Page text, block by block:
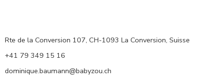
Rte de la Conversion 107, CH-1093 La Conversion, Suisse
+41 79 349 15 16
dominique.baumann@babyzou.ch